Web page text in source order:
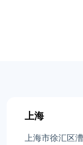
上海
上海市徐汇区